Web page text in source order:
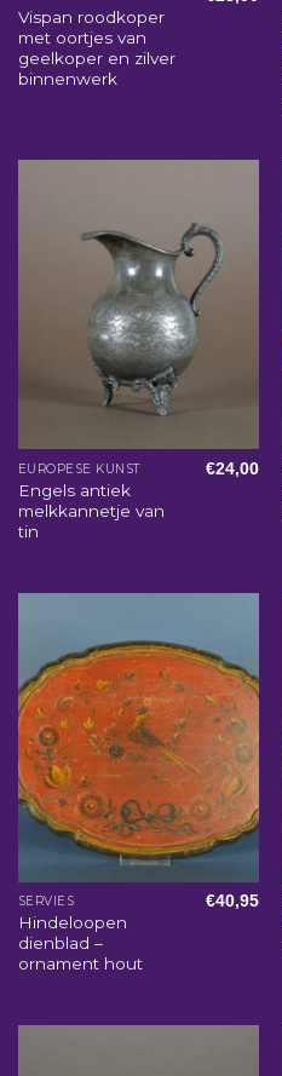
Vispan roodkoper
met oortjes van
geelkoper en zilver
binnenwerk
EUROPESE KUNST
Engels antiek
melkkannetje van
tin
€24,00
SERVIES
Hindeloopen
dienblad –
ornament hout
€40,95